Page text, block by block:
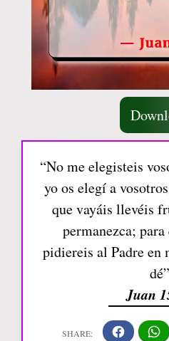
“No me elegisteis
yo os elegí a
que vayáis llevéis
permanezca;
pidiereis al Padre en
dé”
Juan